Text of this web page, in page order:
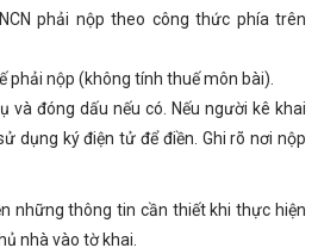
phải nộp theo công thức phía trên
phải nộp (không tính thuế môn bài).
và đóng dấu nếu có. Nếu người kê khai
dụng ký điện tử để điền. Ghi rõ nơi nộp
những thông tin cần thiết khi thực hiện
nhà vào tờ khai.